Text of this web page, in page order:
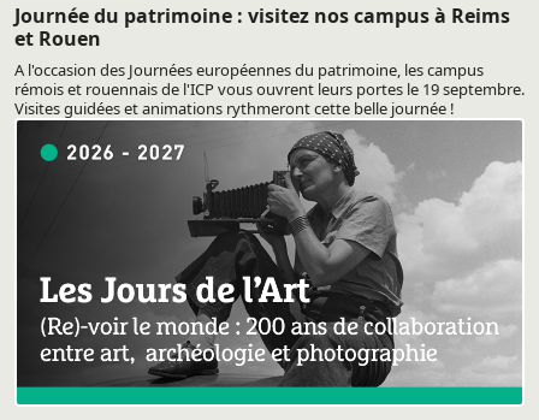
Journée du patrimoine : visitez nos campus à Reims
et Rouen
A l'occasion des Journées européennes du patrimoine, les campus
rémois et rouennais de l'ICP vous ouvrent leurs portes le 19 septembre.
Visites guidées et animations rythmeront cette belle journée !